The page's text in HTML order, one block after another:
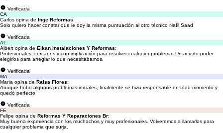
Verificada
CA
Carlos opina de Inge Reformas:
Solo quiero hacer constar que le doy la misma puntuación al otro técnico Nafil Saad
Verificada
AL
Albert opina de Elkan Instalaciones Y Reformas:
Profesionales, cercanos y con implicación para resolver cualquier problema. Un acierto poder
elegirlos para arreglar lo que necesitábamos.
Verificada
MA
María opina de Raisa Flores:
Aunque hubo algunos problemas iniciales, finalmente se hizo responsable en todo momento y
quedó perfecto
Verificada
FE
Felipe opina de Reformas Y Reparaciones Br:
Muy buena experiencia con los muchachos y muy profesionales. Volveremos a llamarlos para
cualquier problema que surja.